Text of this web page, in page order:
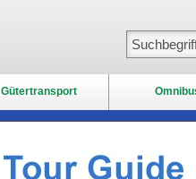
Gütertransport